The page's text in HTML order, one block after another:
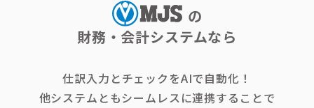
の
財務・会計システムなら
仕訳入力とチェックをAIで自動化！
他システムともシームレスに連携することで